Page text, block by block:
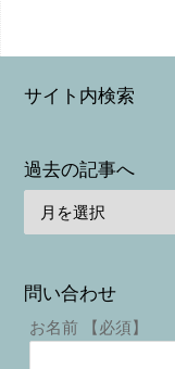
サイト内検索
過去の記事へ
問い合わせ
お名前 【必須】